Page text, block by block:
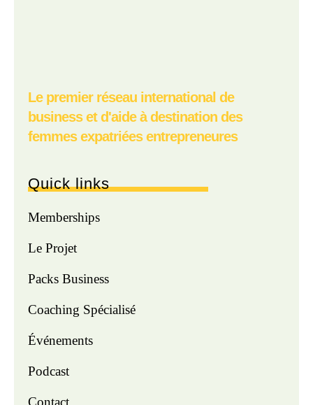
Le premier réseau international de
business et d'aide à destination des
femmes expatriées entrepreneures
Quick links
Memberships
Le Projet
Packs Business
Coaching Spécialisé
Événements
Podcast
Contact